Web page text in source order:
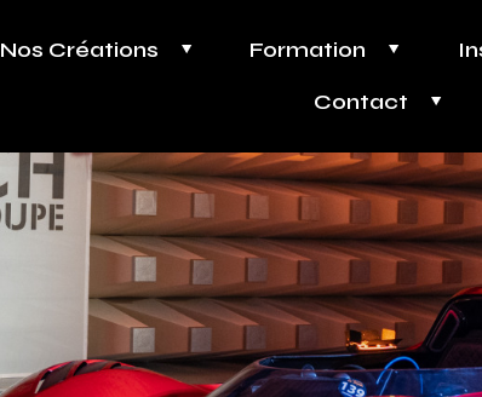
Nos Créations Formation
Contact